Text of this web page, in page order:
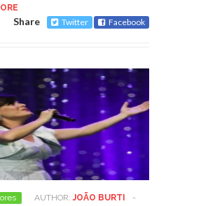
Share Twitter Facebook
AUTHOR: JOÃO BURTI
-